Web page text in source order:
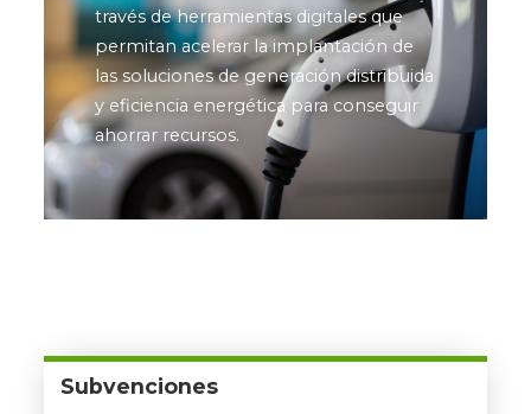
través de herramientas digitales que
permitan acelerar la implantación de
las soluciones de generación distribuida
y eficiencia energética para conseguir
ahorrar recursos.
Subvenciones